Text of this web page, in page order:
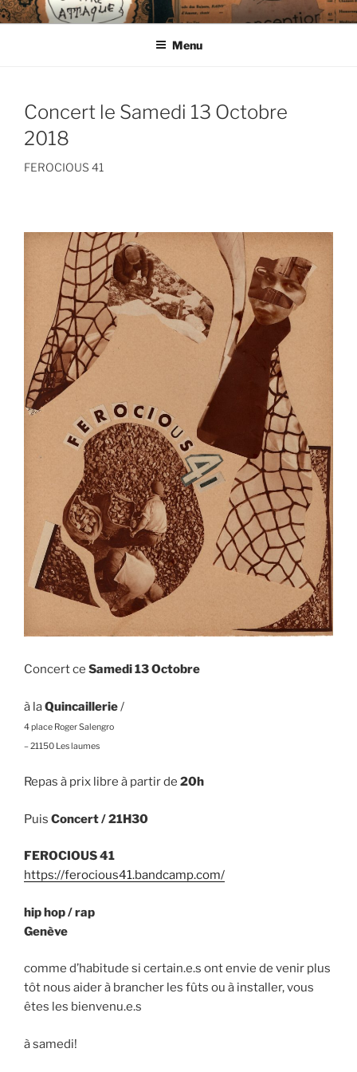
Aller
au
CIE LES ENDIMANCHÉS
Menu
Concert le Samedi 13 Octobre
2018
FEROCIOUS 41
Concert ce Samedi 13 Octobre
à laQuincaillerie/
4 place Roger Salengro
– 21150 Les laumes
Repas à prix libre à partir de 20h
Puis Concert / 21H30
FEROCIOUS 41
https://ferocious41.bandcamp.com/
hip hop / rap
Genève
comme d’habitude si certain.e.s ont envie de venir plus
tôt nous aider à brancher les fûts ou à installer, vous
êtes les bienvenu.e.s
à samedi!